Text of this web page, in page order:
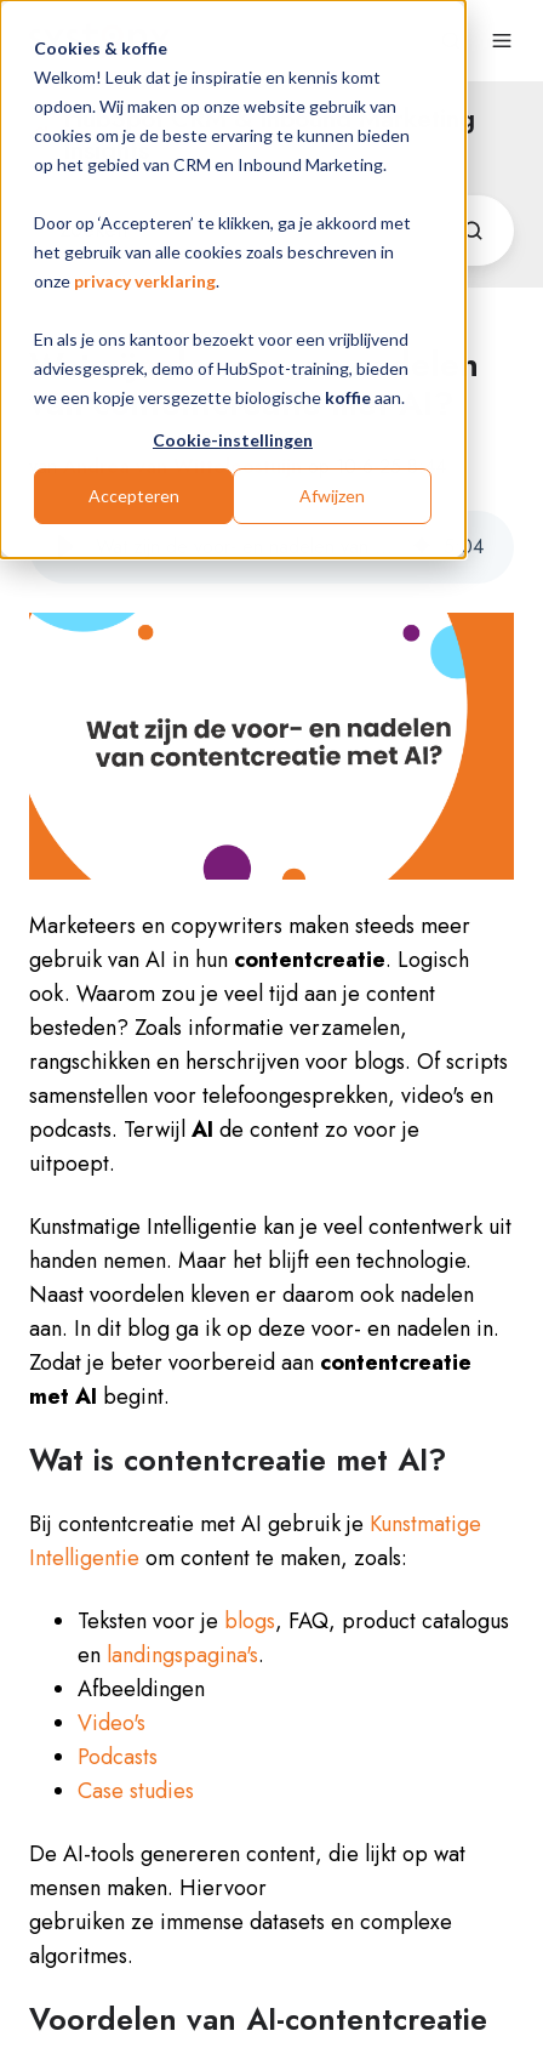
Cookies & koffie
Welkom! Leuk dat je inspiratie en kennis komt
opdoen. Wij maken op onze website gebruik van
cookies om je de beste ervaring te kunnen bieden
op het gebied van CRM en Inbound Marketing.
Door op ‘Accepteren’ te klikken, ga je akkoord met
het gebruik van alle cookies zoals beschreven in
onze privacy verklaring.
En als je ons kantoor bezoekt voor een vrijblijvend
adviesgesprek, demo of HubSpot-training, bieden
we een kopje versgezette biologische koffieaan.
Cookie-instellingen
Accepteren Afwijzen
HubSpot CRM & Inbound Marketing
Insights
Wat zijn de voor- en nadelen
van contentcreatie met AI?
vanAndrea van Witteloostuijnop 10-6-25 8:44
04
Marketeers en copywriters maken steeds meer
gebruik van AI in hun contentcreatie. Logisch
ook. Waarom zou je veel tijd aan je content
besteden? Zoals informatie verzamelen,
rangschikken en herschrijven voor blogs. Of scripts
samenstellen voor telefoongesprekken, video's en
podcasts. TerwijlAI de content zo voor je
uitpoept.
Kunstmatige Intelligentie kan je veel contentwerk uit
handen nemen. Maar het blijft een technologie.
Naast voordelen kleven er daarom ook nadelen
aan. In dit blog ga ik op deze voor- en nadelen in.
Zodat je beter voorbereid aan contentcreatie
met AI begint.
Wat is contentcreatie met AI?
Bij contentcreatie met AI gebruik je Kunstmatige
Intelligentie om content te maken, zoals:
Teksten voor je blogs, FAQ, product catalogus
en landingspagina's.
Afbeeldingen
Video's
Podcasts
Case studies
De AI-tools genereren content, die lijkt op wat
mensen maken. Hiervoor
gebruiken ze immense datasets en complexe
algoritmes.
Voordelen van AI-contentcreatie